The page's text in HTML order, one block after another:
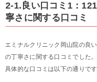
2-1.良い口コミ1：
寧さに関する口コミ
エミナルクリニック岡山院の良
の丁寧さに関する口コミでした。
具体的な口コミは以下の通りです